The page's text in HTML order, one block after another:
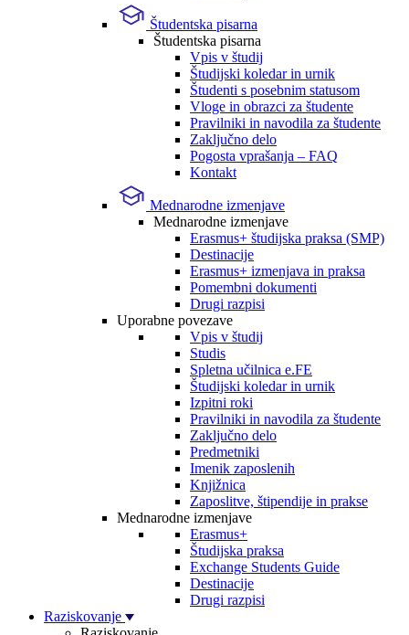
Študentska pisarna
Študentska pisarna
Vpis v študij
Študijski koledar in urnik
Študenti s posebnim statusom
Vloge in obrazci za študente
Pravilniki in navodila za študente
Zaključno delo
Pogosta vprašanja – FAQ
Kontakt
Mednarodne izmenjave
Mednarodne izmenjave
Erasmus+ študijska praksa (SMP)
Destinacije
Erasmus+ izmenjava in praksa
Pomembni dokumenti
Drugi razpisi
Uporabne povezave
Vpis v študij
Studis
Spletna učilnica e.FE
Študijski koledar in urnik
Izpitni roki
Pravilniki in navodila za študente
Zaključno delo
Predmetniki
Imenik zaposlenih
Knjižnica
Zaposlitve, štipendije in prakse
Mednarodne izmenjave
Erasmus+
Študijska praksa
Exchange Students Guide
Destinacije
Drugi razpisi
Raziskovanje